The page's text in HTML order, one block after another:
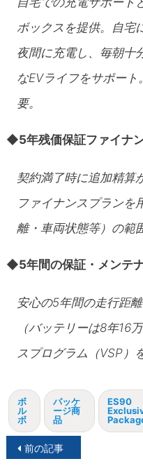
ボックスを提供。自宅
夜間に充電し、毎朝十
なEVライフをサポー
要。
◆5年残価保証ファイナ
契約満了時に追加精算
ファイナンスプランを
離・車両状態等）の範
◆5年間の保証・メンテ
安心の5年間の走行距
（バッテリーは8年16
スプログラム（VSP）
ボ
ル
ボ
パッケ
ージ商
品
ES90
投前の記事